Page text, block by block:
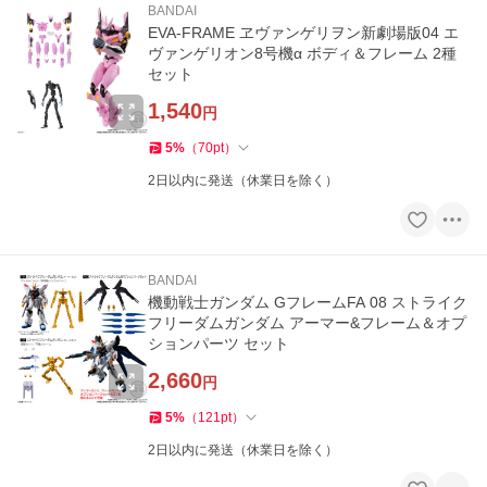
BANDAI
EVA-FRAME ヱヴァンゲリヲン新劇場版04 エ
ヴァンゲリオン8号機α ボディ＆フレーム 2種
セット
1,540円
5% （70pt）
2日以内に発送（休業日を除く）
BANDAI
機動戦士ガンダム GフレームFA 08 ストライク
フリーダムガンダム アーマー&フレーム＆オプ
ションパーツ セット
2,660円
5% （ 121pt）
2日以内に発送（休業日を除く）